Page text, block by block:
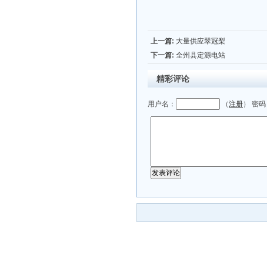
上一篇: 大量供应翠冠梨
下一篇: 全州县定源电站
精彩评论
用户名： （注册） 密码